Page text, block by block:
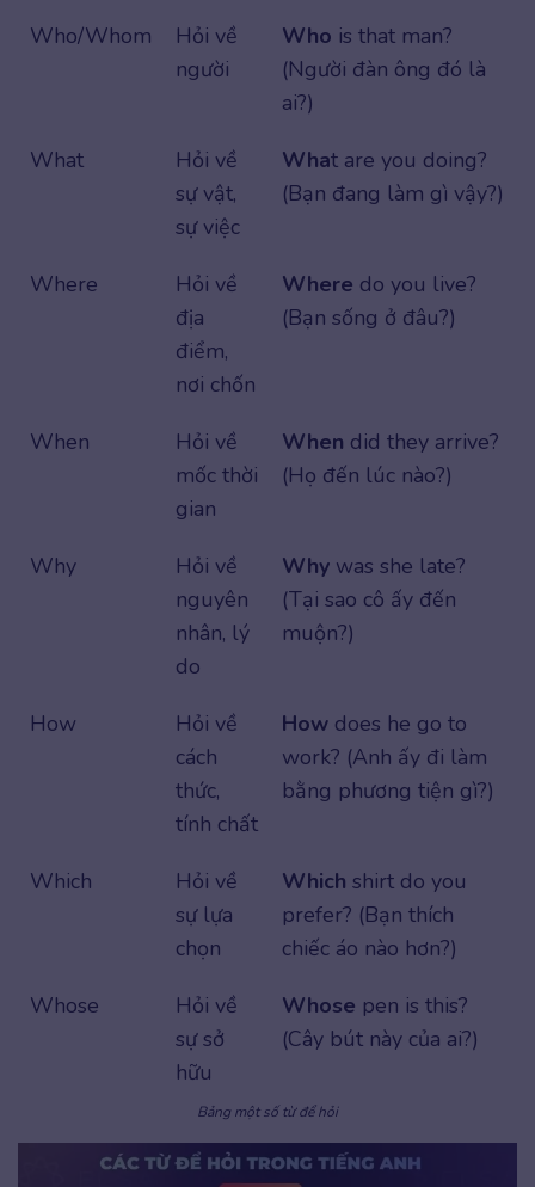
Who/Whom
Hỏi về
người
Who is that man?
(Người đàn ông đó là
ai?)
What
Hỏi về
sự vật,
sự việc
What are you doing?
(Bạn đang làm gì vậy?)
Where
Hỏi về
địa
điểm,
nơi chốn
Where do you live?
(Bạn sống ở đâu?)
When
Hỏi về
mốc thời
gian
When did they arrive?
(Họ đến lúc nào?)
Why
Hỏi về
nguyên
nhân, lý
do
Why was she late?
(Tại sao cô ấy đến
muộn?)
How
Hỏi về
cách
thức,
tính chất
How does he go to
work? (Anh ấy đi làm
bằng phương tiện gì?)
Which
Hỏi về
sự lựa
chọn
Which shirt do you
prefer? (Bạn thích
chiếc áo nào hơn?)
Whose
Hỏi về
sự sở
hữu
Whose pen is this?
(Cây bút này của ai?)
Bảng một số từ để hỏi